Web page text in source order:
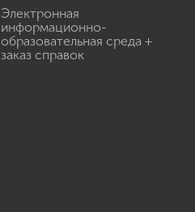
Электронная
информационно-
образовательная среда +
заказ справок